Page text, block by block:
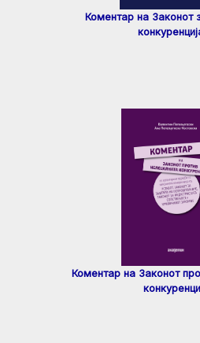
Коментар на Законот
Коментар на Законот